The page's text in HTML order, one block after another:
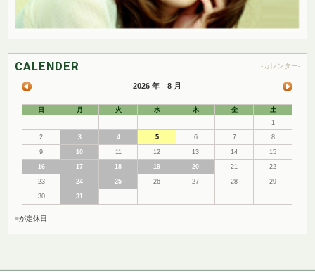
CALENDER -カレンダー-
2026 年 8 月
日 月 火 水 木 金
土
1
2 3 4 5 6 7 8
9 10 11 12 13 14 15
16 17 18 19 20 21 22
23 24 25 26 27 28 29
30 31
■が定休日